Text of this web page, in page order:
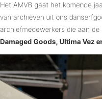
Het AMVB gaat het komende
van archieven uit ons
archiefmedewerkers die aan
Damaged Goods, Ultima Vez